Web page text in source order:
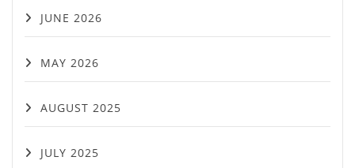
JUNE 2026
MAY 2026
AUGUST 2025
JULY 2025